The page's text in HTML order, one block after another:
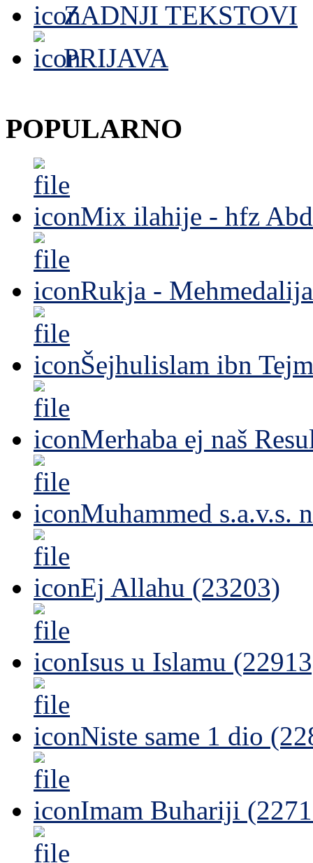
ZADNJI TEKSTOVI
PRIJAVA
POPULARNO
Mix ilahije - hfz
Rukja -
Šejhulislam ibn
Merhaba ej naš
Muhammed s.a.v.s.
Ej Allahu (23203)
Isus u Islamu
Niste same 1 dio
Imam Buhariji